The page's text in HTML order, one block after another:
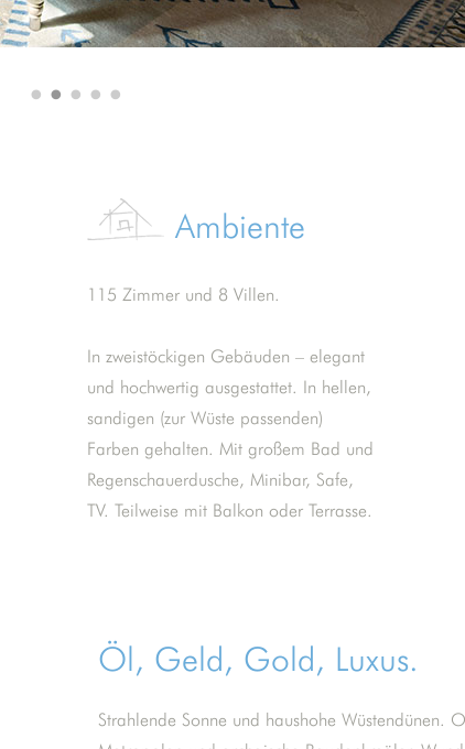
• • • • •
Ambiente
115 Zimmer und 8 Villen.
In zweistöckigen Gebäuden – elegant
und hochwertig ausgestattet. In hellen,
sandigen (zur Wüste passenden)
Farben gehalten. Mit großem Bad und
Regenschauerdusche, Minibar, Safe,
TV. Teilweise mit Balkon oder Terrasse.
Öl, Geld, Gold, Luxus.
Strahlende Sonne und haushohe Wüstendünen.